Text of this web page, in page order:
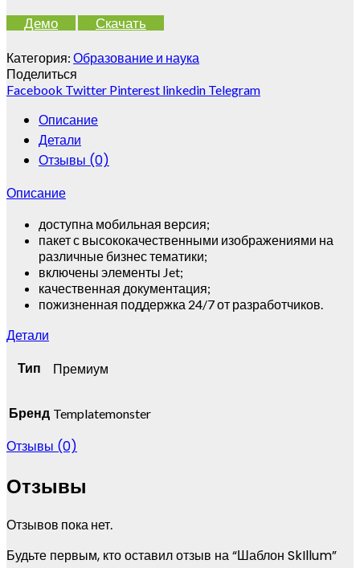
Демо Скачать
Категория: Образование и наука
Поделиться
Facebook Twitter Pinterest linkedin Telegram
Описание
Детали
Отзывы (0)
Описание
доступна мобильная версия;
пакет с высококачественными изображениями на
различные бизнес тематики;
включены элементы Jet;
качественная документация;
пожизненная поддержка 24/7 от разработчиков.
Детали
Тип
Премиум
Бренд Templatemonster
Отзывы (0)
Отзывы
Отзывов пока нет.
Будьте первым, кто оставил отзыв на “Шаблон SkIllum”